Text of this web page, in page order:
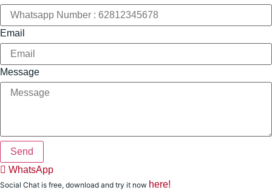
Email
Message
Send
WhatsApp
Social Chat is free, download and try it now here!